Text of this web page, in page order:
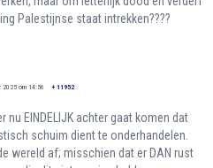
Palestijnse staat intrekken????
2025 om 14:56 + 11952
nu EINDELIJK achter gaat komen dat
schuim dient te onderhandelen.
wereld af; misschien dat er DAN rust